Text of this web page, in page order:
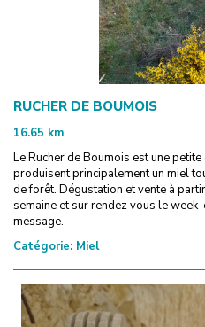
RUCHER DE BOUMOIS
16.65 km
Le Rucher de Boumois est une
produisent principalement un miel
de forêt. Dégustation et vente à
semaine et sur rendez vous le
message.
Catégorie: Miel